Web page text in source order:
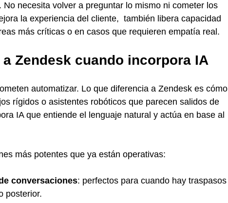
necesita volver a preguntar lo mismo ni cometer los
la experiencia del cliente,  también libera capacidad
más críticas o en casos que requieren empatía real.
Zendesk cuando incorpora IA
automatizar. Lo que diferencia a Zendesk es cómo
rígidos o asistentes robóticos que parecen salidos de
IA que entiende el lenguaje natural y actúa en base al
más potentes que ya están operativas:
conversaciones: perfectos para cuando hay traspasos
posterior.